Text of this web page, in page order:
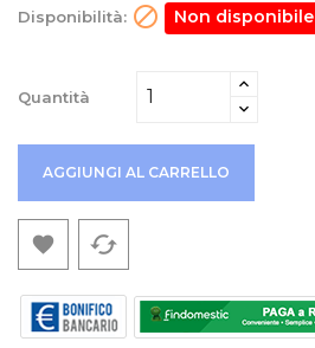
Disponibilità:  Non disponibile
Quantità
AGGIUNGI AL CARRELLO
 cached